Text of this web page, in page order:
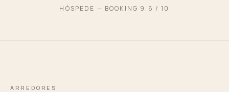
HÓSPEDE — BOOKING 9.6 / 10
ARREDORES